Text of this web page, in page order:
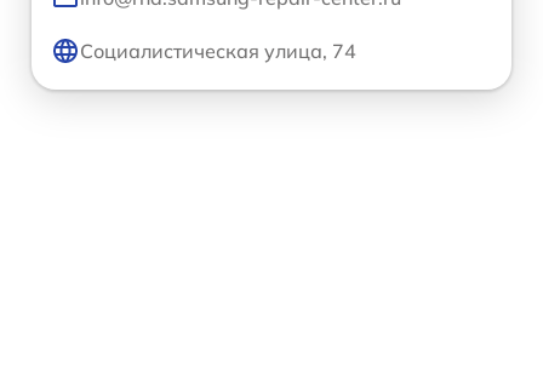
Социалистическая улица, 74